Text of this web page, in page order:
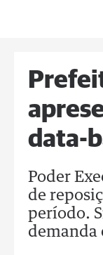
data-
Poder
de
período.
demanda